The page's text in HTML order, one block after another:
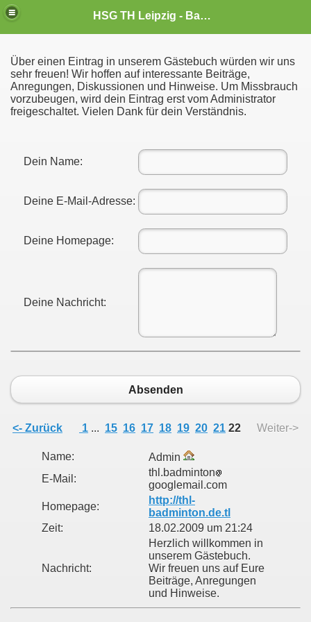
HSG TH Leipzig - Badminton
Über einen Eintrag in unserem Gästebuch würden wir uns
sehr freuen! Wir hoffen auf interessante Beiträge,
Anregungen, Diskussionen und Hinweise. Um Missbrauch
vorzubeugen, wird dein Eintrag erst vom Administrator
freigeschaltet. Vielen Dank für dein Verständnis.
Dein Name:
Deine E-Mail-Adresse:
Deine Homepage:
Deine Nachricht:
Absenden
<- Zurück 1 ... 15 16 17 18 19 20 21 22 Weiter->
Name:
Admin
E-Mail:
thl.badminton
googlemail.com
Homepage:
http://thl-
badminton.de.tl
Zeit:
18.02.2009 um 21:24
Nachricht:
Herzlich willkommen in
unserem Gästebuch.
Wir freuen uns auf Eure
Beiträge, Anregungen
und Hinweise.